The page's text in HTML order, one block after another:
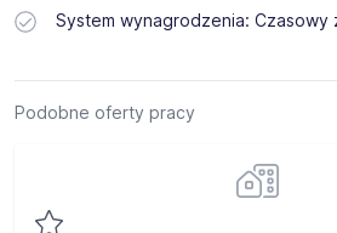
System wynagrodzenia:
Podobne oferty pracy